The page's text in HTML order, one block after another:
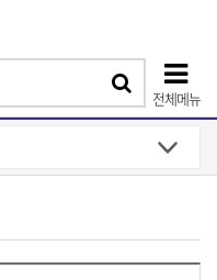
색
전체메뉴